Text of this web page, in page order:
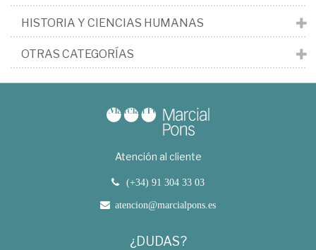
HISTORIA Y CIENCIAS HUMANAS
OTRAS CATEGORÍAS
Atención al cliente
(+34) 91 304 33 03
atencion@marcialpons.es
¿DUDAS?